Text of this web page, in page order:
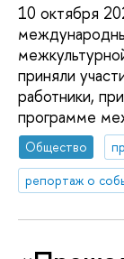
10 октября
приняли
работники,
программе
Общество
репортаж о